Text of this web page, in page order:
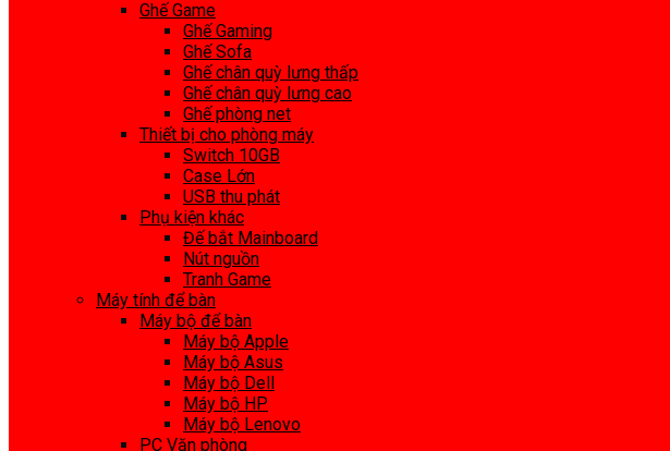
Ghế Game
Ghế Gaming
Ghế Sofa
Ghế chân quỳ lưng thấp
Ghế chân quỳ lưng cao
Ghế phòng net
Thiết bị cho phòng máy
Switch 10GB
Case Lớn
USB thu phát
Phụ kiện khác
Đế bắt Mainboard
Nút nguồn
Tranh Game
Máy tính để bàn
Máy bộ để bàn
Máy bộ Apple
Máy bộ Asus
Máy bộ Dell
Máy bộ HP
Máy bộ Lenovo
PC Văn phòng